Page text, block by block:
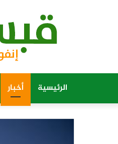
الرئيسية أخبار